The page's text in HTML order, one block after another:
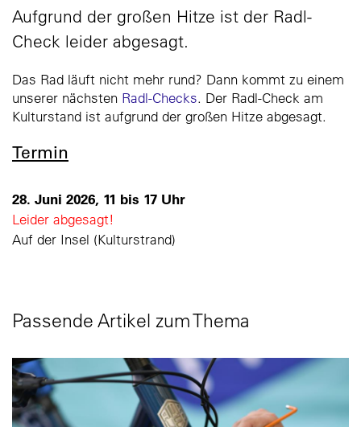
Aufgrund der großen Hitze ist der Radl-
Check leider abgesagt.
Das Rad läuft nicht mehr rund? Dann kommt zu einem
unserer nächsten Radl-Checks. Der Radl-Check am
Kulturstand ist aufgrund der großen Hitze abgesagt.
Termin
28. Juni 2026, 11 bis 17 Uhr
Leider abgesagt!
Auf der Insel (Kulturstrand)
Passende Artikel zum Thema